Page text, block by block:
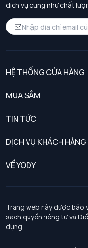
dịch vụ cũng như chất
HỆ THỐNG CỬA HÀNG
MUA SẮM
TIN TỨC
DỊCH VỤ KHÁCH HÀNG
Chính sách khách hàng
Chính sách bảo vệ dữ liệu
Chính sách thanh toán,
VỀ YODY
Tuyển dụng
Trang web này được bảo
sách quyền riêng tưvà
dụng.